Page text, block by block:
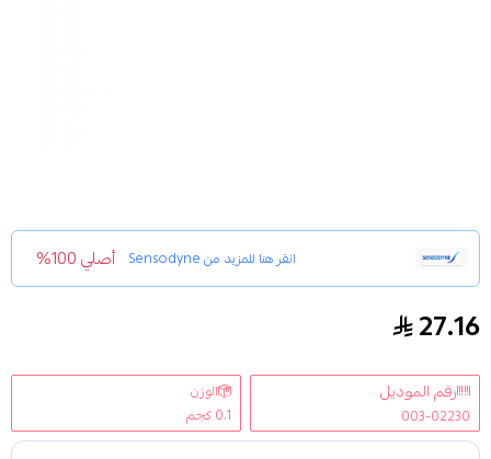
انقر هنا للمزيد منSensodyne أصلي 100%
معجون اسنان واقي المينا للأطفال 6 سنوات ومافوق من سنسوداين 50مل
27.16
رقم الموديل
003-02230
الوزن
0.1 كجم